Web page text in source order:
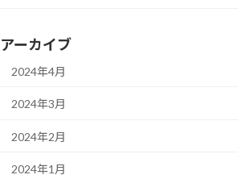
アーカイブ
2024年4月
2024年3月
2024年2月
2024年1月